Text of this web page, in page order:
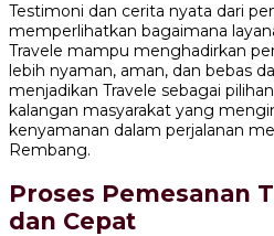
Testimoni dan cerita nyata dari
memperlihatkan bagaimana
Travele mampu menghadirkan
lebih nyaman, aman, dan bebas
menjadikan Travele sebagai
kalangan masyarakat yang
kenyamanan dalam perjalanan
Rembang.
Proses Pemesanan
dan Cepat